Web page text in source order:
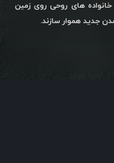
خانواده های روحی روی زمین
جدید هموار سازند.